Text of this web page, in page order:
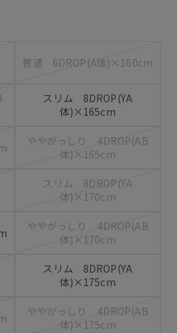
普通 6DROP(A体)×160cm
スリム 8DROP(YA
体)×165cm
ややがっしり 4DROP(AB
体)×165cm
スリム 8DROP(YA
体)×170cm
ややがっしり 4DROP(AB
体)×170cm
スリム 8DROP(YA
体)×175cm
ややがっしり 4DROP(AB
体)×175cm